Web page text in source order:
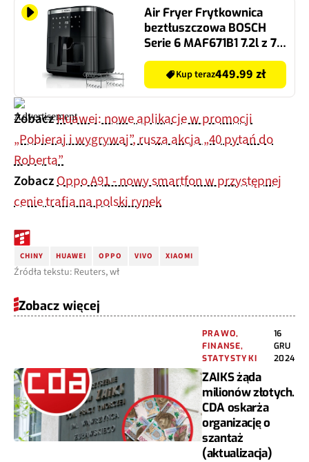
Air Fryer Frytkownica
beztłuszczowa BOSCH
Serie 6 MAF671B1 7.2l z 7
automatycznymi
programami i okienkiem
do podgląd potrawy
Kup teraz449.99 zł
ZobaczHuawei: nowe aplikacje w promocji
„Pobieraj i wygrywaj”, rusza akcja „40 pytań do
Roberta”
ZobaczOppo A91 - nowy smartfon w przystępnej
cenie trafia na polski rynek
CHINY HUAWEI OPPO VIVO XIAOMI
Źródła tekstu: Reuters, wł
Zobacz więcej
PRAWO,
FINANSE,
STATYSTYKI
16
GRU
2024
ZAIKS żąda
milionów złotych.
CDA oskarża
organizację o
szantaż
(aktualizacja)